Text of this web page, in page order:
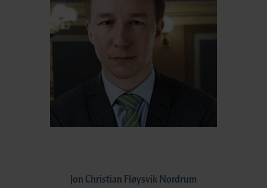
Jon Christian Fløysvik Nordrum